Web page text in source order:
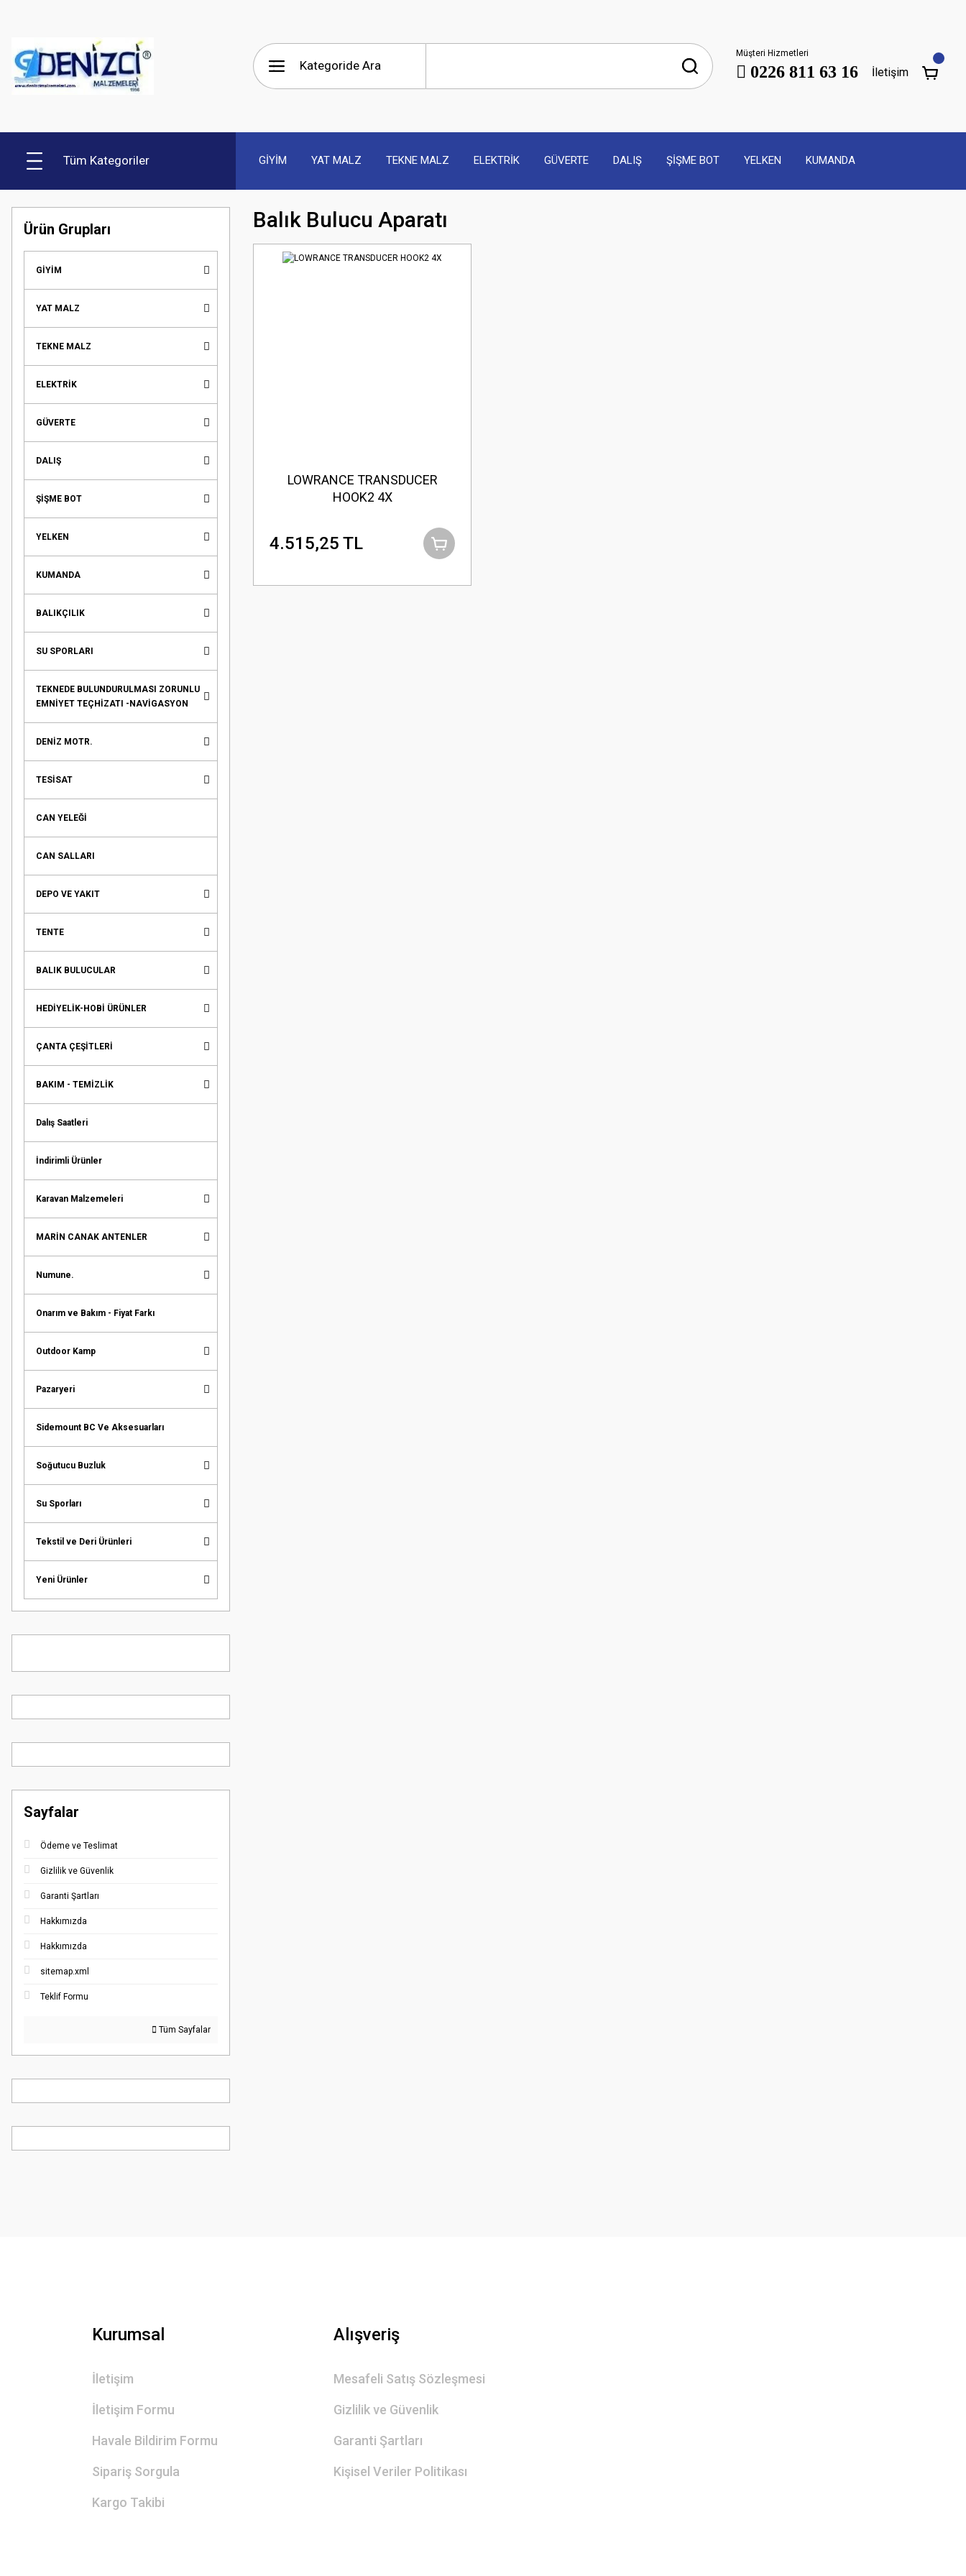
Müşteri Hizmetleri
0226 811 63 16 İletişim
Tüm Kategoriler GİYİM YAT MALZ TEKNE MALZ ELEKTRİK GÜVERTE DALIŞ ŞİŞME BOT YELKEN KUMANDA
Ürün Grupları
GİYİM
YAT MALZ
TEKNE MALZ
ELEKTRİK
GÜVERTE
DALIŞ
ŞİŞME BOT
YELKEN
KUMANDA
BALIKÇILIK
SU SPORLARI
TEKNEDE BULUNDURULMASI ZORUNLU
EMNİYET TEÇHİZATI -NAVİGASYON
DENİZ MOTR.
TESİSAT
CAN YELEĞİ
CAN SALLARI
DEPO VE YAKIT
TENTE
BALIK BULUCULAR
HEDİYELİK-HOBİ ÜRÜNLER
ÇANTA ÇEŞİTLERİ
BAKIM - TEMİZLİK
Dalış Saatleri
İndirimli Ürünler
Karavan Malzemeleri
MARİN CANAK ANTENLER
Numune.
Onarım ve Bakım - Fiyat Farkı
Outdoor Kamp
Pazaryeri
Sidemount BC Ve Aksesuarları
Soğutucu Buzluk
Su Sporları
Tekstil ve Deri Ürünleri
Yeni Ürünler
Sayfalar
Ödeme ve Teslimat
Gizlilik ve Güvenlik
Garanti Şartları
Hakkımızda
Hakkımızda
sitemap.xml
Teklif Formu
Tüm Sayfalar
Balık Bulucu Aparatı
LOWRANCE TRANSDUCER
HOOK2 4X
4.515,25 TL
Kurumsal
İletişim
İletişim Formu
Havale Bildirim Formu
Sipariş Sorgula
Kargo Takibi
Alışveriş
Mesafeli Satış Sözleşmesi
Gizlilik ve Güvenlik
Garanti Şartları
Kişisel Veriler Politikası